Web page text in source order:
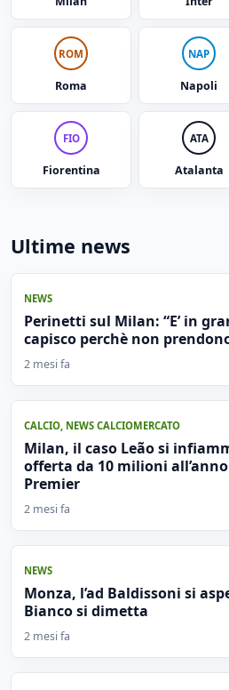
ROM
Roma
NAP
Napoli
FIO
Fiorentina
ATA
Atalanta
Ultime news
NEWS
Perinetti sul Milan: “E’ in
capisco perchè non
2 mesi fa
CALCIO, NEWS CALCIOMERCATO
Milan, il caso Leão si
offerta da 10 milioni
Premier
2 mesi fa
NEWS
Monza, l’ad Baldissoni si
Bianco si dimetta
2 mesi fa